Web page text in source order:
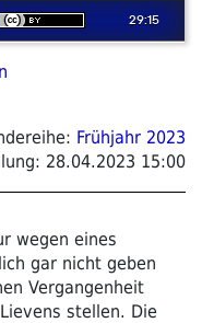
Frühjahr 2023
28.04.2023 15:00
wegen eines
gar nicht geben
Vergangenheit
stellen. Die